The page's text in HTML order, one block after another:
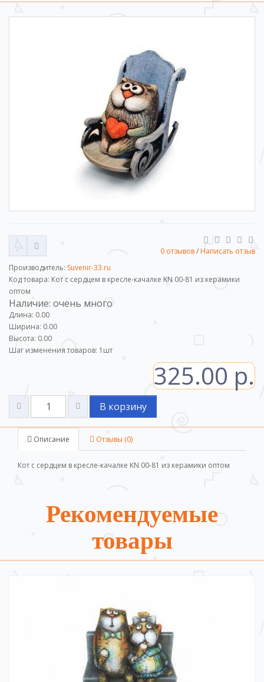
0 отзывов/ Написать отзыв
Производитель: Suvenir-33.ru
Код товара: Кот с сердцем в кресле-качалке KN 00-81 из керамики
оптом
Наличие: очень много
Длина: 0.00
Ширина: 0.00
Высота: 0.00
Шаг изменения товаров: 1 шт
325.00 р.
В корзину
Описание Отзывы (0)
Кот с сердцем в кресле-качалке KN 00-81 из керамики оптом
Рекомендуемые
товары